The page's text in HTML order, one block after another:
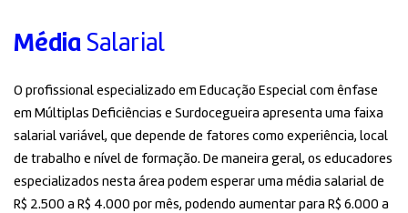
Média Salarial
O profissional especializado em Educação Especial com ênfase
em Múltiplas Deficiências e Surdocegueira apresenta uma faixa
salarial variável, que depende de fatores como experiência, local
de trabalho e nível de formação. De maneira geral, os educadores
especializados nesta área podem esperar uma média salarial de
R$ 2.500 a R$ 4.000 por mês, podendo aumentar para R$ 6.000 a